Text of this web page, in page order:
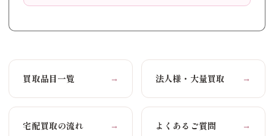
買取品目一覧 → 法人様・大量買取 →
宅配買取の流れ → よくあるご質問 →